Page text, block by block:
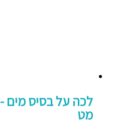
לכה על בסיס מים -
מט